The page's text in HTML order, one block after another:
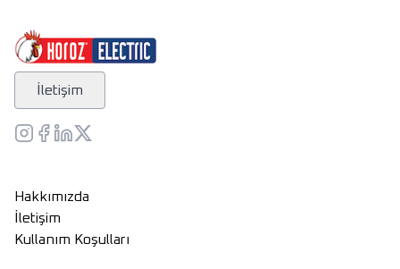
İletişim
Hakkımızda
İletişim
Kullanım Koşulları